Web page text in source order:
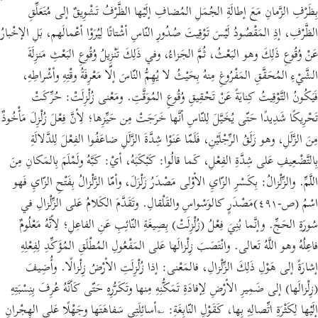
بِظَرْفِ الزَّمانِ مَعَ إطالَةِ الجُمَلِ المُضافِ إلَيْها الظَّرْفُ تَشْوِيقٌ إلى مُتَعَلِّقِ
الظَّرْفِ، إذِ المَقْصُودُ لَيْسَ تَوْقِيتَ صُدُورِ النّاسِ أشْتاتًا لِيُرَوْا أعْمالَهم، بَلِ الإخْبارُ
عَنْ وُقُوعِ ذَلِكَ وهو البَعْثُ، ثُمَّ الجَزاءُ، وفي ذَلِكَ تَنْزِيلُ وُقُوعِ البَعْثِ مَنزِلَةَ
الشَّيْءِ المُحَقَّقِ المَفْرُوغِ مِنهُ بِحَيْثُ لا يُهِمُّ النّاسَ إلّا مَعْرِفَةُ وقْتِهِ وأشْراطِهِ،
فَيَكُونُ التَّوْقِيتُ كِنايَةً عَنْ تَحْقِيقِ وُقُوعِ المُوَقَّتِ. ومَعْنى زُلْزِلَتْ: حُرِّكَتْ
تَحْرِيكًا شَدِيدًا حَتّى يُخَيَّلَ لِلنّاسِ أنَّها خَرَجَتْ مِن حَيِّزِها؛ لِأنَّ فِعْلَ زُلْزِلَ مَأْخُوذٌ
مِنَ الزَّلَلِ، وهو زَلَقُ الرِّجْلَيْنِ، فَلَمّا عَنَوْا شِدَّةَ الزَّلَلِ ضاعَفُوا الفِعْلَ لِلدَّلالَةِ
بِالتَّضْعِيفِ عَلى شِدَّةِ الفِعْلِ، كَما قالُوا: كَبْكَبَهُ، أيْ: كَبَّهُ ولَمْلَمَ بِالمَكانِ مِنَ
اللَّمِّ. والزِّلْزالُ: بِكَسْرِ الزّايِ الأوْلى مَصْدَرُ زَلْزَلَ، وأمّا الزَّلْزالُ بِفَتْحِ الزّايِ فَهو
اسْمُ (ص-٤٩١)مَصْدَرٍ كالوَسْواسِ والقَلْقالِ. وتَقَدَّمَ الكَلامُ عَلى الزِّلْزالِ في
سُورَةِ الحَجِّ. وإنَّما بُنِيَ فِعْلُ (زُلْزِلَتْ) بِصِيغَةِ النّائِبِ عَنِ الفاعِلِ؛ لِأنَّهُ مَعْلُومٌ
فاعِلُهُ وهو اللَّهُ تَعالى. وانْتَصَبَ زِلْزالَها عَلى المَفْعُولِ المُطْلَقِ المُؤَكِّدِ لِفِعْلِهِ
إشارَةً إلى هَوْلِ ذَلِكَ الزِّلْزالِ، فالمَعْنى: إذا زُلْزِلَتِ الأرْضُ زِلْزالًا. وأُضِيفَ
(زِلْزالَها) إلى ضَمِيرِ الأرْضِ لِإفادَةِ تَمَكُّنِهِ مِنها وتَكَرُّرِهِ حَتّى كَأنَّهُ عُرِفَ بِنِسْبَتِهِ
إلَيْها لِكَثْرَةِ اتِّصالِهِ بِها، كَقَوْلِ النّابِغَةِ: ؎أسائِلَتِي سَفاهَتَها وجَهْلًا عَلى الهِجْرانِ